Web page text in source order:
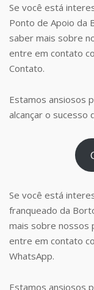
Se você está
Ponto de Apoio da
saber mais sobre
entre em contato
Contato.
Estamos ansiosos
alcançar o sucesso
Se você está
franqueado da
mais sobre nossos
entre em contato
WhatsApp.
Estamos ansiosos